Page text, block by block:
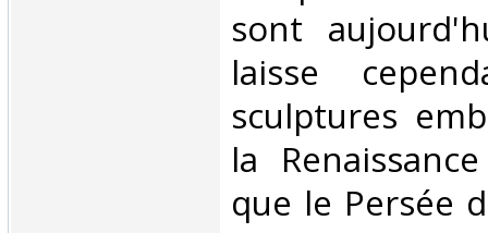
sont
laisse
sculptures
la
que le Persée